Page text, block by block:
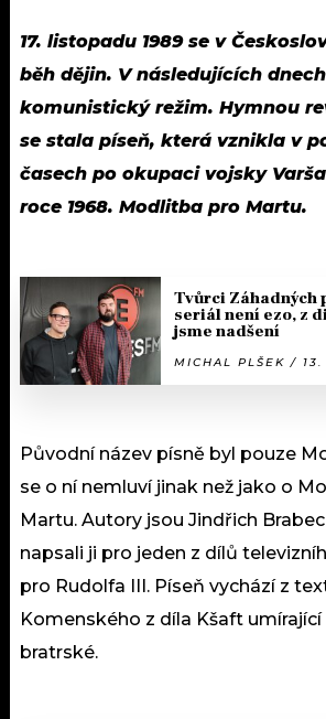
17. listopadu 1989 se v
běh dějin. V následujících
komunistický režim. Hymnou
se stala píseň, která vznikla v
časech po okupaci vojsky
roce 1968. Modlitba pro Martu.
Tvůrci Záhadných
seriál není ezo, z
jsme nadšení
MICHAL PLŠEK / 13.
Původní název písně byl pouze
se o ní nemluví jinak než jako o
Martu. Autory jsou Jindřich
napsali ji pro jeden z dílů
pro Rudolfa III. Píseň vychází z
Komenského z díla Kšaft
bratrské.